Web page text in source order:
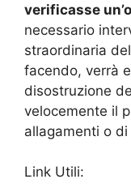
verificasse
necessario
straordinaria
facendo, verrà
disostruzione
velocemente il
allagamenti o
Link Utili: